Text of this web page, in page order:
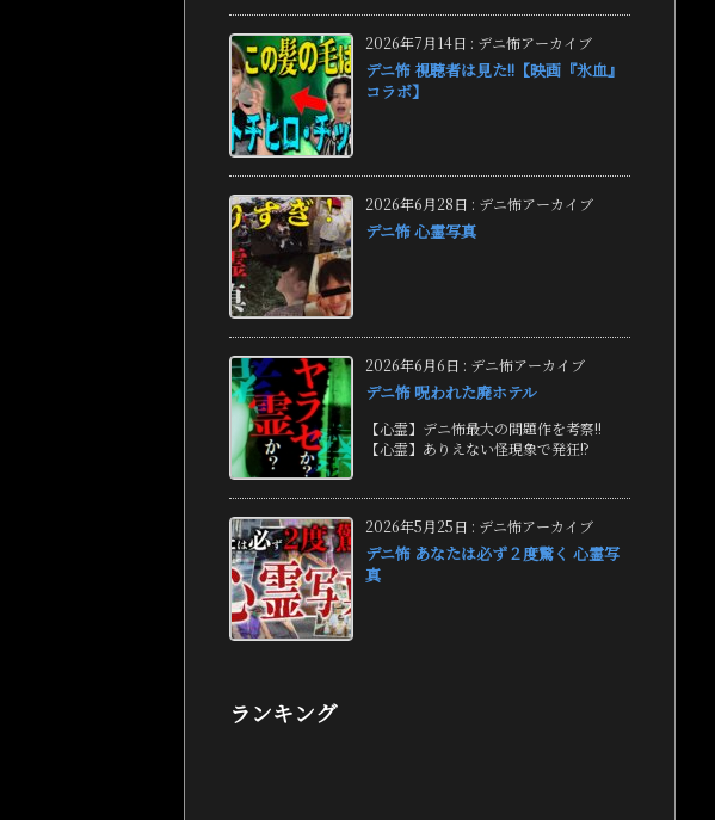
2026年7月14日 : デニ怖アーカイブ
デニ怖 視聴者は見た!!【映画『氷血』
コラボ】
2026年6月28日 : デニ怖アーカイブ
デニ怖 心霊写真
2026年6月6日 : デニ怖アーカイブ
デニ怖 呪われた廃ホテル
【心霊】デニ怖最大の問題作を考察!!
【心霊】ありえない怪現象で発狂!?
2026年5月25日 : デニ怖アーカイブ
デニ怖 あなたは必ず２度驚く 心霊写
真
ランキング